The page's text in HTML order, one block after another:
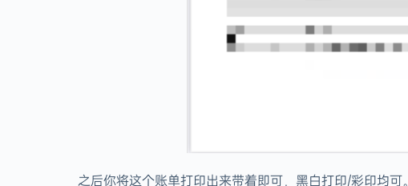
之后你将这个账单打印出来带着即可，黑白打印/彩印均可。